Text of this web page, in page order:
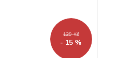
129 Kč
- 15 %